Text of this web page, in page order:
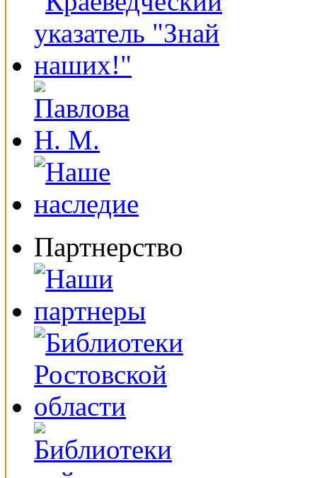
Партнерство